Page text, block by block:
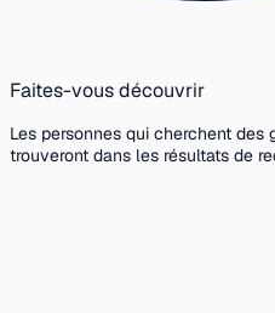
Faites-vous découvrir
Les personnes qui cherchent
trouveront dans les résultats de